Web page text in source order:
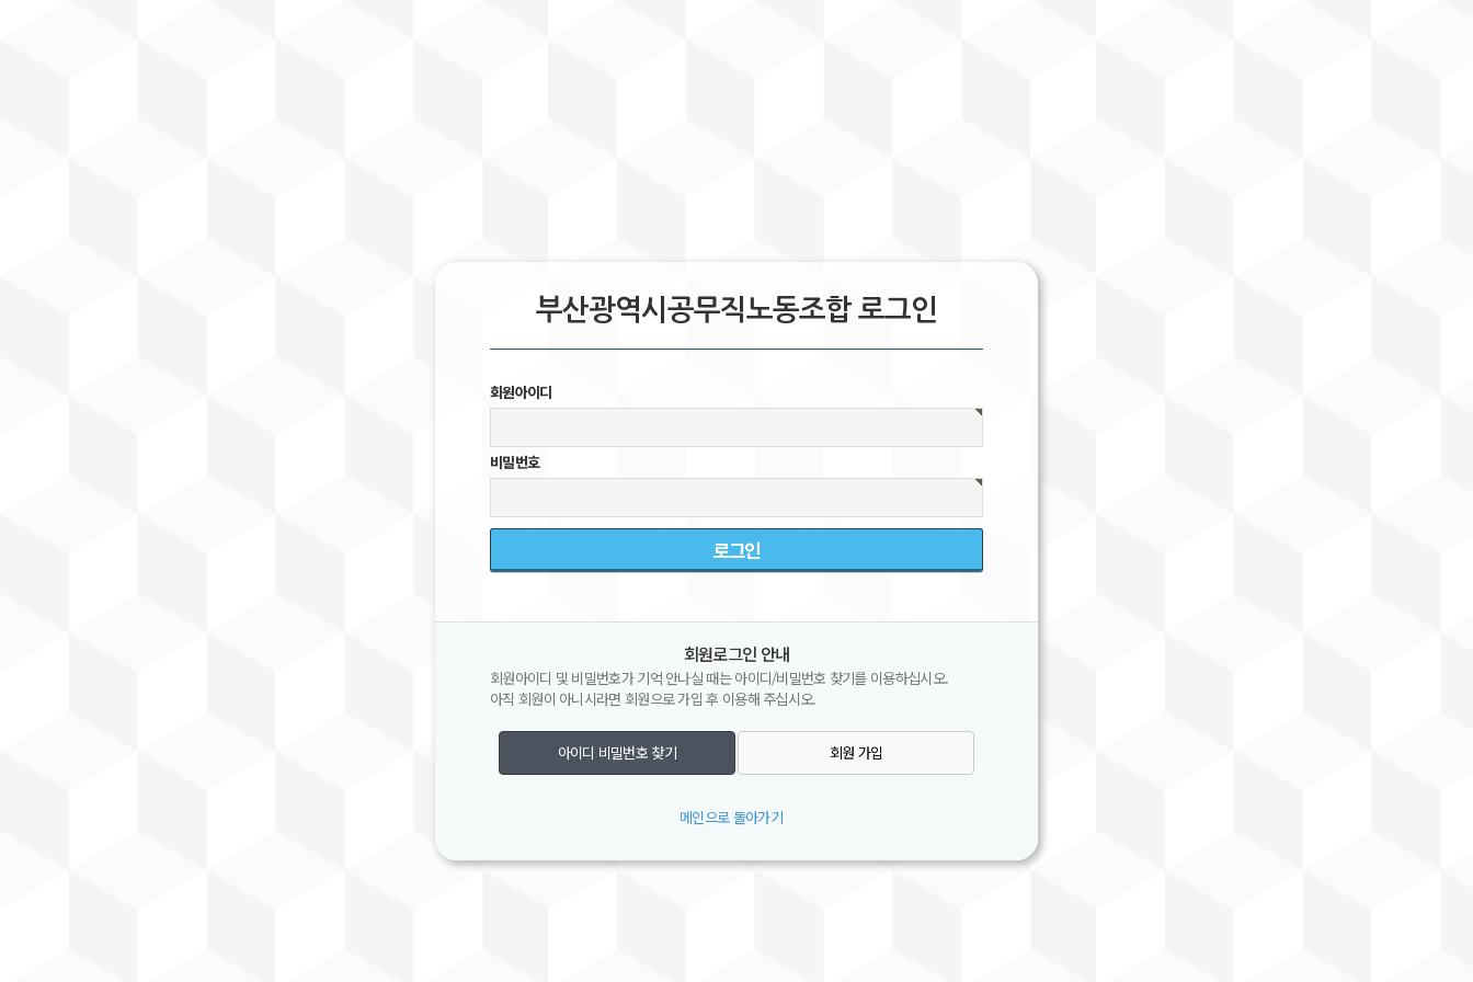
부산광역시공무직노동조합 로그인
회원아이디
비밀번호
회원로그인 안내
회원아이디 및 비밀번호가 기억 안나실 때는 아이디/비밀번호 찾기를 이용하십시오.
아직 회원이 아니시라면 회원으로 가입 후 이용해 주십시오.
아이디 비밀번호 찾기 회원 가입
메인으로 돌아가기